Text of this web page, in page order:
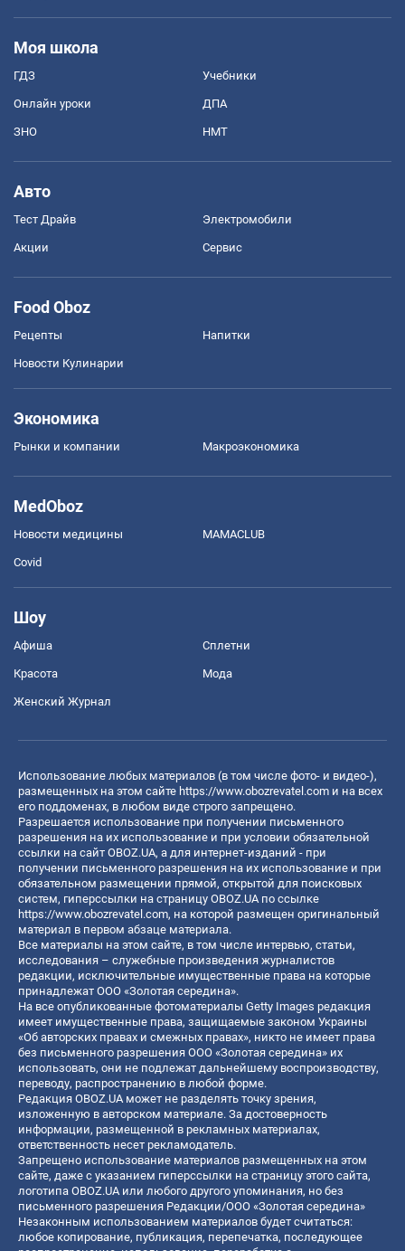
Моя школа
ГДЗ Учебники
Онлайн уроки ДПА
ЗНО НМТ
Авто
Тест Драйв Электромобили
Акции Сервис
Food Oboz
Рецепты Напитки
Новости Кулинарии
Экономика
Рынки и компании Mакроэкономика
MedOboz
Новости медицины MAMACLUB
Covid
Шоу
Афиша Сплетни
Красота Мода
Женский Журнал
Использование любых материалов (в том числе фото- и видео-),
размещенных на этом сайте https://www.obozrevatel.com и на всех
его поддоменах, в любом виде строго запрещено.
Разрешается использование при получении письменного
разрешения на их использование и при условии обязательной
ссылки на сайт OBOZ.UA, а для интернет-изданий - при
получении письменного разрешения на их использование и при
обязательном размещении прямой, открытой для поисковых
систем, гиперссылки на страницу OBOZ.UA по ссылке
https://www.obozrevatel.com, на которой размещен оригинальный
материал в первом абзаце материала.
Все материалы на этом сайте, в том числе интервью, статьи,
исследования – служебные произведения журналистов
редакции, исключительные имущественные права на которые
принадлежат ООО «Золотая середина».
На все опубликованные фотоматериалы Getty Images редакция
имеет имущественные права, защищаемые законом Украины
«Об авторских правах и смежных правах», никто не имеет права
без письменного разрешения ООО «Золотая середина» их
использовать, они не подлежат дальнейшему воспроизводству,
переводу, распространению в любой форме.
Редакция OBOZ.UA может не разделять точку зрения,
изложенную в авторском материале. За достоверность
информации, размещенной в рекламных материалах,
ответственность несет рекламодатель.
Запрещено использование материалов размещенных на этом
сайте, даже с указанием гиперссылки на страницу этого сайта,
логотипа OBOZ.UA или любого другого упоминания, но без
письменного разрешения Редакции/ООО «Золотая середина»
Незаконным использованием материалов будет считаться:
любое копирование, публикация, перепечатка, последующее